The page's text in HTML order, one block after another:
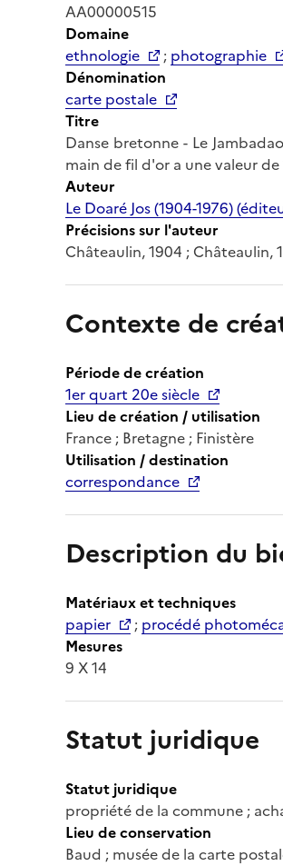
AA00000515
Domaine
ethnologie
; photographie
Dénomination
carte postale
Titre
Danse bretonne - Le
main de fil d'or a une valeur
Auteur
Le Doaré Jos (1904-1976)
Précisions sur l'auteur
Châteaulin, 1904 ; Châteaulin,
Contexte de
Période de création
1er quart 20e siècle
Lieu de création / utilisation
France ; Bretagne ; Finistère
Utilisation / destination
correspondance
Description du
Matériaux et techniques
papier
; procédé
Mesures
9 X 14
Statut juridique
Statut juridique
propriété de la commune ;
Lieu de conservation
Baud ; musée de la carte